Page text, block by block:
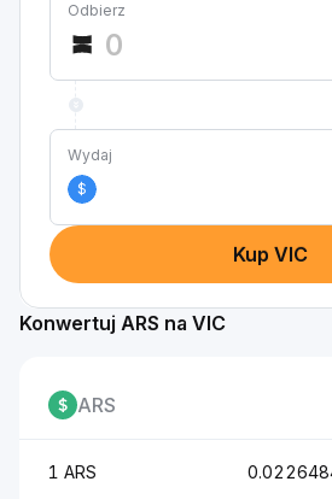
Odbierz
Wydaj
$
Kup VIC
Konwertuj ARS na VIC
ARS
1 ARS